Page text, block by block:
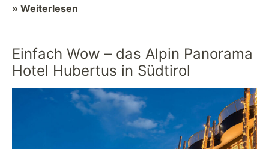
Rad-Sportler. Sie erkunden das Tal oder stellen ...
» Weiterlesen
Einfach Wow – das Alpin Panorama
Hotel Hubertus in Südtirol